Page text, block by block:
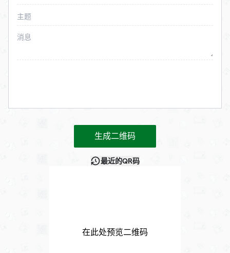
主题
消息
生成二维码
最近的QR码
在此处预览二维码